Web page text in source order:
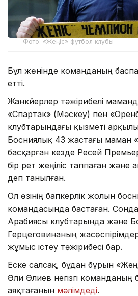
Фото: «Жеңіс» футбол клубы
Бұл жөнінде команданың
етті.
Жанкүйерлер тәжірибелі
«Спартак» (Мәскеу) пен
клубтарындағы қызметі
Босниялық 43 жастағы маман
басқарған кезде Ресей
бір рет жеңіліс таппаған және
деп танылған.
Ол өзінің бапкерлік жолын
командасында бастаған.
Арабиясы клубтарында және
Герцеговинаның
жұмыс істеу тәжірибесі бар.
Еске салсақ, бұдан бұрын
Әли Әлиев негізгі команданың
аяқтағанын мәлімдеді.